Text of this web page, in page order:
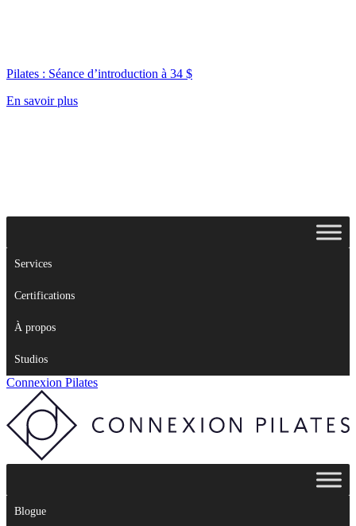
Pilates : Séance d’introduction à 34 $
En savoir plus
Services
Certifications
À propos
Studios
Connexion Pilates
Blogue